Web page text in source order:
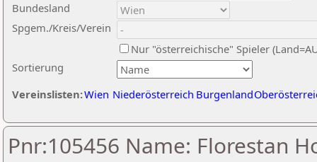
Sortierung
Bundesland
Spgem./Kreis/Verein
Nur "österreichische" Spieler
Vereinslisten:Wien Niederösterreich Burgenland
Pnr:105456 Name: Florestan